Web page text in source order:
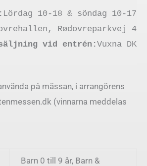
vid entrén:Vuxna
på mässan, i arrangörens
(vinnarna meddelas
Barn 0 till 9 år, Barn &